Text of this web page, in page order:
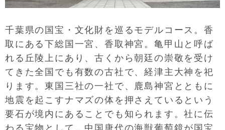
千葉県の国宝・文化財を巡るモデルコース。香
取にある下総国一宮、香取神宮。亀甲山と呼ば
れる丘陵上にあり、古くから朝廷の崇敬を受け
てきた全国でも有数の古社で、経津主大神を祀
ります。東国三社の一社で、鹿島神宮とともに
地震を起こすナマズの体を押さえているという
要石が境内にあることでも知られます。社に伝
わる宝物として、中国唐代の海獣葡萄鏡が国宝